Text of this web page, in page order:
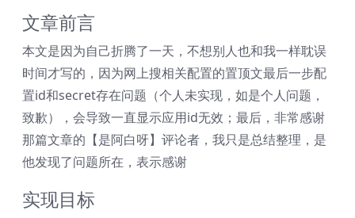
文章前言
本文是因为自己折腾了一天，不想别人也和我一样耽误
时间才写的，因为网上搜相关配置的置顶文最后一步配
置id和secret存在问题（个人未实现，如是个人问题，
致歉），会导致一直显示应用id无效；最后，非常感谢
那篇文章的【是阿白呀】评论者，我只是总结整理，是
他发现了问题所在，表示感谢
实现目标